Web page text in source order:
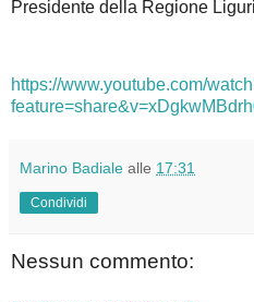
Presidente della Regione
https://www.youtube.com/
Marino Badiale alle 17:31
Condividi
Nessun commento: